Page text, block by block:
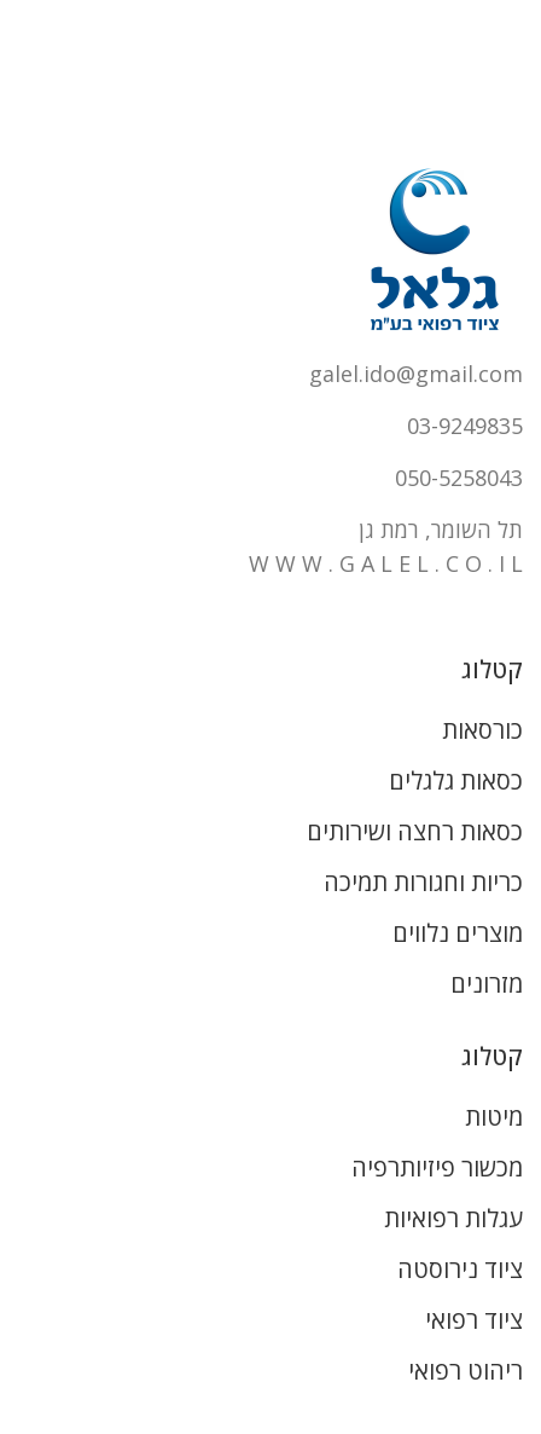
galel.ido@gmail.com
03-9249835
050-5258043
תל השומר, רמת גן
W W W . G A L E L . C O . I L
קטלוג
כורסאות
כסאות גלגלים
כסאות רחצה ושירותים
כריות וחגורות תמיכה
מוצרים נלווים
מזרונים
קטלוג
מיטות
מכשור פיזיותרפיה
עגלות רפואיות
ציוד נירוסטה
ציוד רפואי
ריהוט רפואי